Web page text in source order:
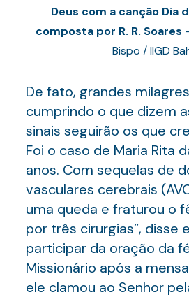
Deus com a canção Dia
composta por R. R. Soares
Bispo / IIGD
De fato, grandes
cumprindo o que dizem
sinais seguirão os que
Foi o caso de Maria Rita
anos. Com sequelas de
vasculares cerebrais
uma queda e fraturou o
por três cirurgias”, disse
participar da oração da
Missionário após a
ele clamou ao Senhor